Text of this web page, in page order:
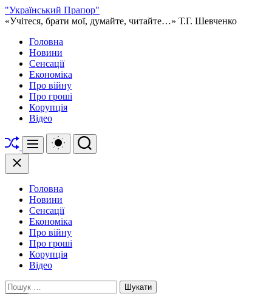
Перейти
до
"Український Прапор"
«Учітеся, брати мої, думайте, читайте…» Т.Г. Шевченко
Головна
Новини
Сенсації
Економіка
Про війну
Про гроші
Корупція
Відео
Перетасувати
Меню
Перемикач
кольорового
Пошук
Закрити
Головна
Новини
Сенсації
Економіка
Про війну
Про гроші
Корупція
Відео
Пошук: